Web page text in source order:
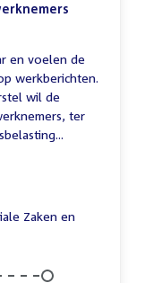
en voelen de
werkberichten.
wil de
ter
Zaken en